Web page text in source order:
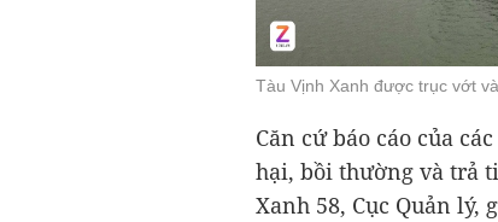
Tàu Vịnh Xanh được trục vớt
Căn cứ báo cáo của
hại, bồi thường và trả
Xanh 58, Cục Quản lý,